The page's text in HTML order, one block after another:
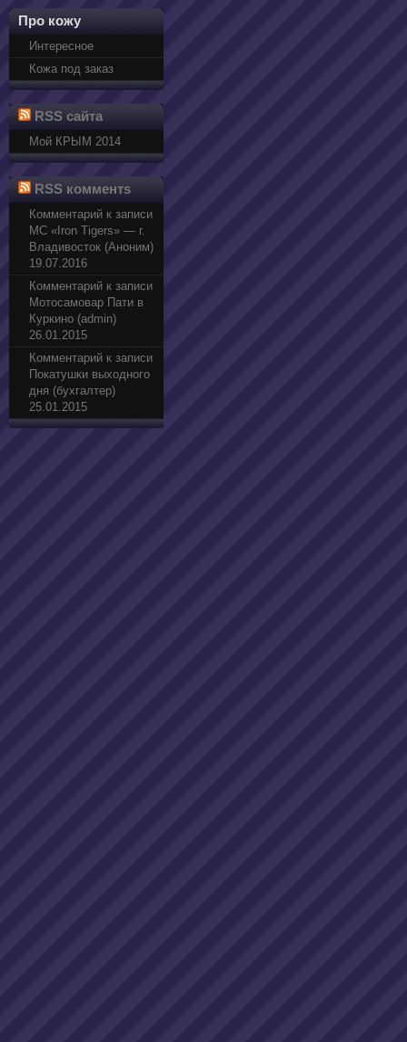
Про кожу
Интересное
Кожа под заказ
RSS сайта
Мой КРЫМ 2014
RSS комментs
Комментарий к записи
МС «Iron Tigers» — г.
Владивосток (Аноним)
19.07.2016
Комментарий к записи
Мотосамовар Пати в
Куркино (admin)
26.01.2015
Комментарий к записи
Покатушки выходного
дня (бухгалтер)
25.01.2015